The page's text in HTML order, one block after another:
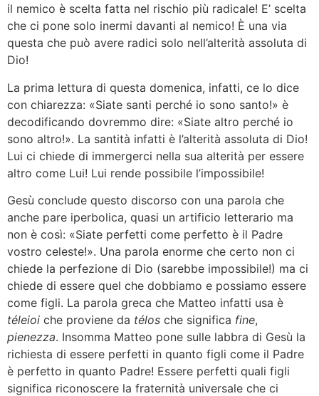
il nemico è scelta fatta nel rischio più radicale! E’ scelta
che ci pone solo inermi davanti al nemico! È una via
questa che può avere radici solo nell’alterità assoluta di
Dio!
La prima lettura di questa domenica, infatti, ce lo dice
con chiarezza: «Siate santi perché io sono santo!» è
decodificando dovremmo dire: «Siate altro perché io
sono altro!». La santità infatti è l’alterità assoluta di Dio!
Lui ci chiede di immergerci nella sua alterità per essere
altro come Lui! Lui rende possibile l’impossibile!
Gesù conclude questo discorso con una parola che
anche pare iperbolica, quasi un artificio letterario ma
non è così: «Siate perfetti come perfetto è il Padre
vostro celeste!». Una parola enorme che certo non ci
chiede la perfezione di Dio (sarebbe impossibile!) ma ci
chiede di essere quel che dobbiamo e possiamo essere
come figli. La parola greca che Matteo infatti usa è
téleioi che proviene da télos che significa fine,
pienezza. Insomma Matteo pone sulle labbra di Gesù la
richiesta di essere perfetti in quanto figli come il Padre
è perfetto in quanto Padre! Essere perfetti quali figli
significa riconoscere la fraternità universale che ci